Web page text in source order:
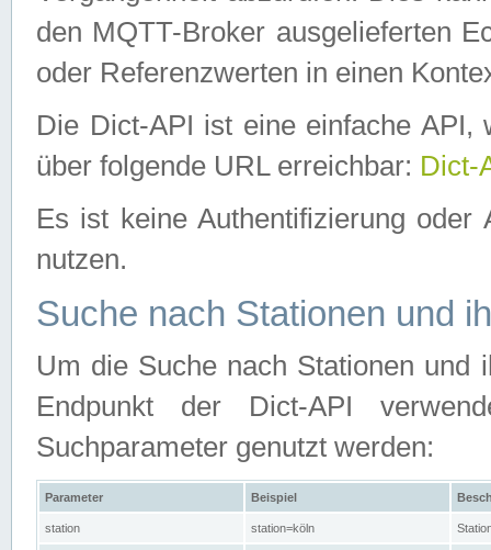
den MQTT-Broker ausgelieferten
oder Referenzwerten in einen
Die Dict-API ist eine einfache API,
über folgende URL erreichbar: Dict-
Es ist keine Authentifizierung
nutzen.
Suche nach Stationen und
Um die Suche nach Stationen und
Endpunkt der Dict-API
Suchparameter genutzt werden:
Parameter Beispiel
station station=köln